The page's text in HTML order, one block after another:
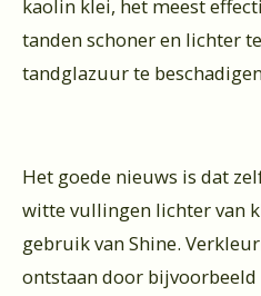
kaolin klei, het meest
tanden schoner en lichter
tandglazuur te
Het goede nieuws is dat
witte vullingen lichter van
gebruik van Shine.
ontstaan door